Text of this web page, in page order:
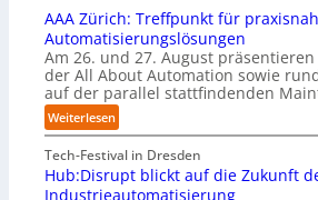
t
i
e
r
u
n
g
a
n
“
t
a
r
t
e
t
B
i
e
t
u
f
t
S
t
e
f
n
S
t
e
r
n
e
h
m
e
n
w
AAA Zürich: Treffpunkt für
Automatisierungslösungen
Am 26. und 27. August
der All About Automation sowie
auf der parallel stattfindenden
Weiterlesen:
A
A
A
Z
Tech-Festival in Dresden
Hub:Disrupt blickt auf die Zukunft
Industrieautomatisierung